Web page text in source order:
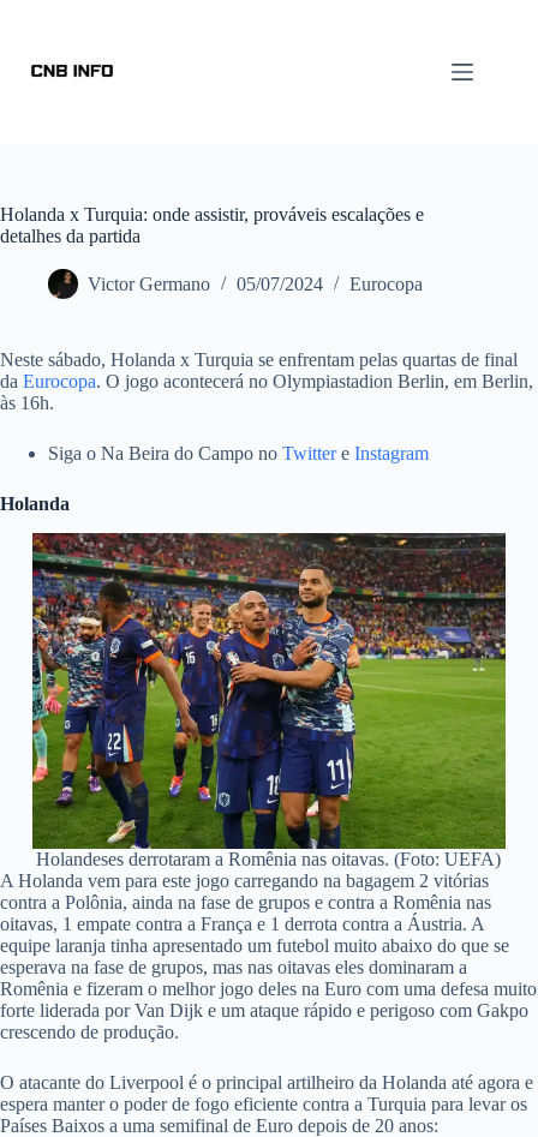
Holanda x Turquia: onde assistir, prováveis escalações e
detalhes da partida
Victor Germano 05/07/2024 Eurocopa
Neste sábado, Holanda x Turquia se enfrentam pelas quartas de final
da Eurocopa. O jogo acontecerá no Olympiastadion Berlin, em Berlin,
às 16h.
Siga o Na Beira do Campo no Twittere Instagram
Holanda
Holandeses derrotaram a Romênia nas oitavas. (Foto: UEFA)
A Holanda vem para este jogo carregando na bagagem 2 vitórias
contra a Polônia, ainda na fase de grupos e contra a Romênia nas
oitavas, 1 empate contra a França e 1 derrota contra a Áustria. A
equipe laranja tinha apresentado um futebol muito abaixo do que se
esperava na fase de grupos, mas nas oitavas eles dominaram a
Romênia e fizeram o melhor jogo deles na Euro com uma defesa muito
forte liderada por Van Dijk e um ataque rápido e perigoso com Gakpo
crescendo de produção.
O atacante do Liverpool é o principal artilheiro da Holanda até agora e
espera manter o poder de fogo eficiente contra a Turquia para levar os
Países Baixos a uma semifinal de Euro depois de 20 anos: